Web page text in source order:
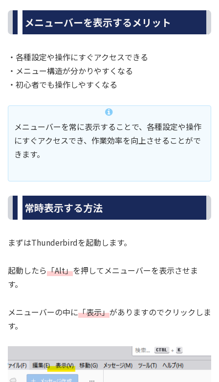
メニューバーを表示するメリット
・各種設定や操作にすぐアクセスできる
・メニュー構造が分かりやすくなる
・初心者でも操作しやすくなる
メニューバーを常に表示することで、各種設定や操作
にすぐアクセスでき、作業効率を向上させることがで
きます。
常時表示する方法
まずはThunderbirdを起動します。
起動したら「Alt」を押してメニューバーを表示させま
す。
メニューバーの中に「表示」がありますのでクリックしま
す。